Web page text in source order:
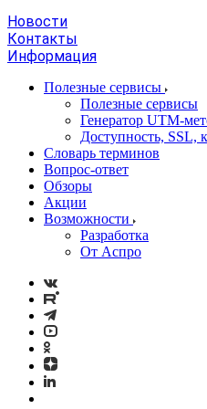
Новости
Контакты
Информация
Полезные сервисы
Полезные сервисы
Генератор
Доступность, SSL,
Словарь терминов
Вопрос-ответ
Обзоры
Акции
Возможности
Разработка
От Аспро